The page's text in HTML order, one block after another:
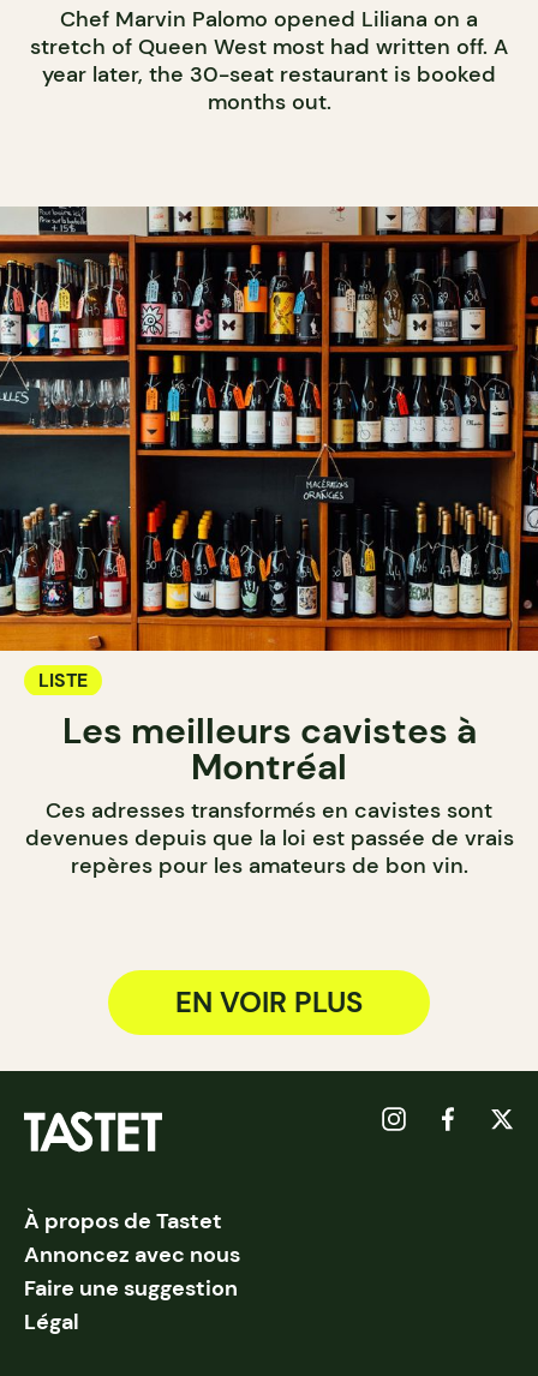
Chef Marvin Palomo opened Liliana on a
stretch of Queen West most had written off. A
year later, the 30-seat restaurant is booked
months out.
LISTE
Les meilleurs cavistes à
Montréal
Ces adresses transformés en cavistes sont
devenues depuis que la loi est passée de vrais
repères pour les amateurs de bon vin.
EN VOIR PLUS
À propos de Tastet
Annoncez avec nous
Faire une suggestion
Légal